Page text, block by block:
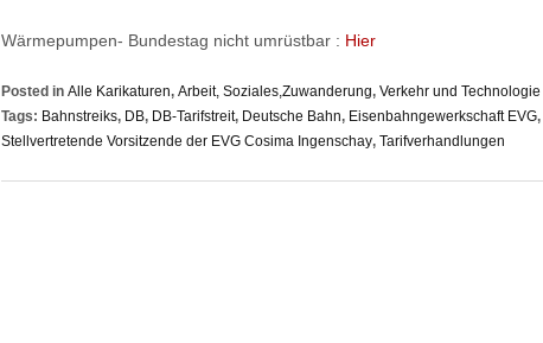
Wärmepumpen- Bundestag nicht umrüstbar : Hier
Posted in Alle Karikaturen, Arbeit, Soziales,Zuwanderung, Verkehr und Technologie
Tags: Bahnstreiks, DB, DB-Tarifstreit, Deutsche Bahn, Eisenbahngewerkschaft EVG,
Stellvertretende Vorsitzende der EVG Cosima Ingenschay, Tarifverhandlungen